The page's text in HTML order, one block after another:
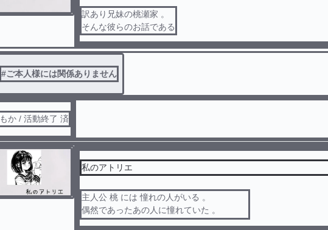
訳あり兄妹の桃瀬家 。
そんな彼らのお話である
#ご本人様には関係ありません
もか / 活動終了 済
私のアトリエ
主人公 桃 には 憧れの人がいる 。
偶然であったあの人に憧れていた 。
ずっと 、弟子になりたい 。そう思っていた